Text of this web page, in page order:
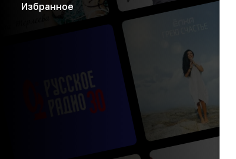
Избранное